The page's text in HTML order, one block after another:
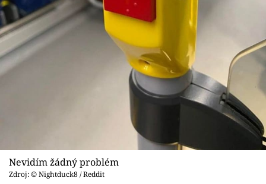
Nevidím žádný problém
Zdroj: © Nightduck8 / Reddit